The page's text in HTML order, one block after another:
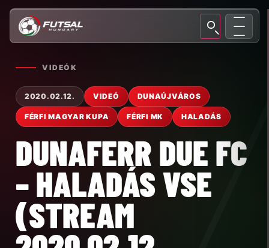
VIDEÓK
2020.02.12. VIDEÓ DUNAÚJVÁROS
FÉRFI MAGYAR KUPA FÉRFI MK HALADÁS
DUNAFERR DUE FC
– HALADÁS VSE
(STREAM